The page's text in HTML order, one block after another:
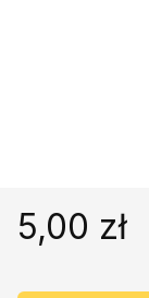
Książki
Poradniki,
Podręczniki
5,00 zł